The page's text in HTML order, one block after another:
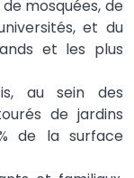
mosquées, de
et du
et les plus
au sein des
de jardins
de la surface